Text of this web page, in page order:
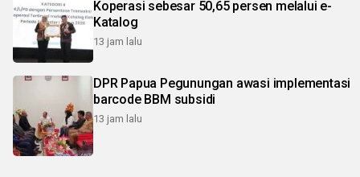
Koperasi sebesar 50,65 persen melalui e-
Katalog
13 jam lalu
DPR Papua Pegunungan awasi implementasi
barcode BBM subsidi
13 jam lalu